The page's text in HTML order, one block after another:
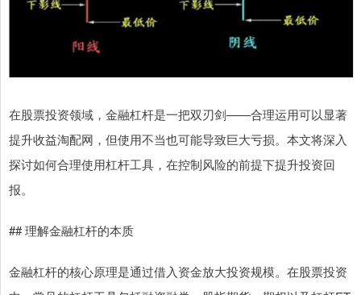
在股票投资领域，金融杠杆是一把双刃剑——合理运用可以显著
提升收益淘配网，但使用不当也可能导致巨大亏损。本文将深入
探讨如何合理使用杠杆工具，在控制风险的前提下提升投资回
报。
## 理解金融杠杆的本质
金融杠杆的核心原理是通过借入资金放大投资规模。在股票投资